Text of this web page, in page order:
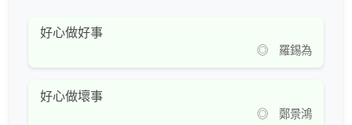
好心做好事
◎ 羅錫為
好心做壞事
◎ 鄭景鴻